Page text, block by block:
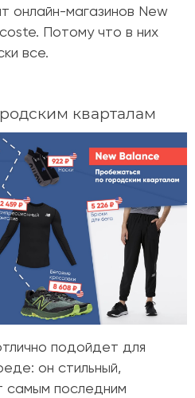
онлайн-магазинов New
Потому что в них
все.
кварталам
подойдет для
он стильный,
самым последним